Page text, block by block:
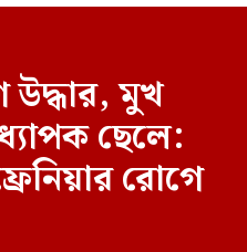
উদ্ধার, মুখ
ছেলে:
রোগে